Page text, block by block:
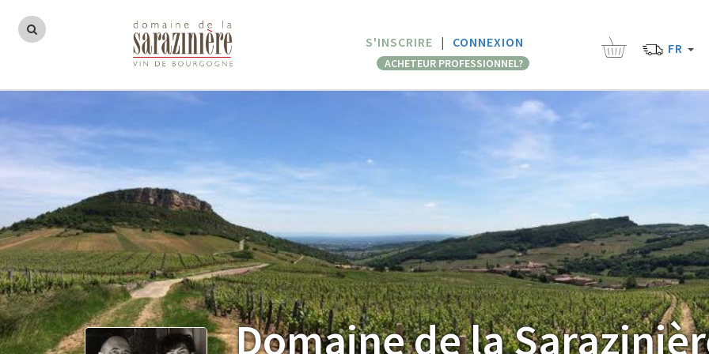
S'INSCRIRE | CONNEXION
ACHETEUR PROFESSIONNEL?
FR
Domaine de la